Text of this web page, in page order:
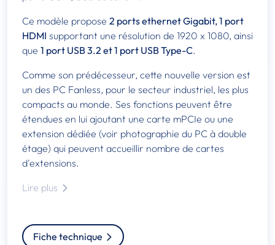
Ce modèle propose 2 ports ethernet Gigabit, 1 port
HDMI supportant une résolution de 1920 x 1080, ainsi
que 1 port USB 3.2 et 1 port USB Type-C.
Comme son prédécesseur, cette nouvelle version est
un des PC Fanless, pour le secteur industriel, les plus
compacts au monde. Ses fonctions peuvent être
étendues en lui ajoutant une carte mPCIe ou une
extension dédiée (voir photographie du PC à double
étage) qui peuvent accueillir nombre de cartes
d'extensions.
Lire plus
Fiche technique